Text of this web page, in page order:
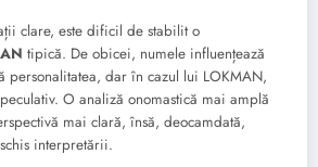
clare, este dificil de stabilit o
tipică. De obicei, numele influențează
personalitatea, dar în cazul lui LOKMAN,
O analiză onomastică mai amplă
mai clară, însă, deocamdată,
interpretării.